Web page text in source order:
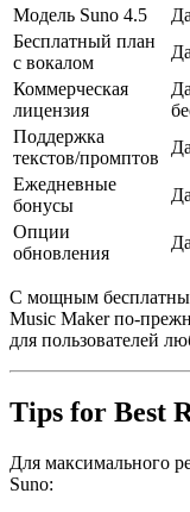
Модель Suno 4.5
Да
Бесплатный план
с вокалом
Да
Коммерческая
лицензия
Поддержка
текстов/промптов
Ежедневные
бонусы
Да
Опции
обновления
Да
С мощным
Music Maker по-
для пользователей
Tips for Best
Для максимального
Suno: